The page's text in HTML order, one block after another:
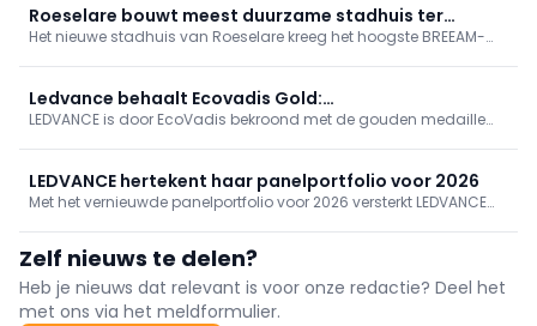
camera, gebaren en zesassige arm. Eerder bekroond, getoond op
Lichtwoche Sauerland en Light + Building.
Roeselare bouwt meest duurzame stadhuis ter
wereld: BREEAM Outstanding
Het nieuwe stadhuis van Roeselare kreeg het hoogste BREEAM-
drinkwater/jaar, verbruikt 30% minder verwarmingsenergie via
warmtenet en zonne-energie, met 95% eigenverbruik.
Ledvance behaalt Ecovadis Gold:
duurzaamheidsperformance bereikt nieuwe hoogten
LEDVANCE is door EcoVadis bekroond met de gouden medaille
procent van de door EcoVadis wereldwijd beoordeelde bedrijven
en wordt het
LEDVANCE hertekent haar panelportfolio voor 2026
Met het vernieuwde panelportfolio voor 2026 versterkt LEDVANCE
gestroomlijnde installatie met uitgebreide
lichtmanagementopties en ...
Zelf nieuws te delen?
Heb je nieuws dat relevant is voor onze redactie? Deel het
met ons via het meldformulier.